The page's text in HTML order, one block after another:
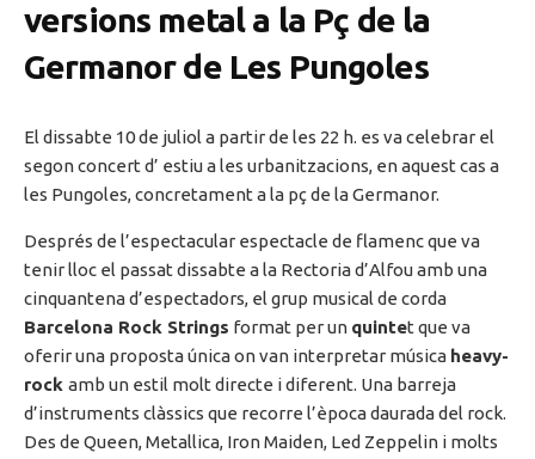
versions metal a la Pç de la
Germanor de Les Pungoles
El dissabte 10 de juliol a partir de les 22 h. es va celebrar el
segon concert d’ estiu a les urbanitzacions, en aquest cas a
les Pungoles, concretament a la pç de la Germanor.
Després de l’espectacular espectacle de flamenc que va
tenir lloc el passat dissabte a la Rectoria d’Alfou amb una
cinquantena d’espectadors, el grup musical de corda
Barcelona Rock Strings format per un quintet que va
oferir una proposta única on van interpretar música heavy-
rock amb un estil molt directe i diferent. Una barreja
d’instruments clàssics que recorre l’època daurada del rock.
Des de Queen, Metallica, Iron Maiden, Led Zeppelin i molts